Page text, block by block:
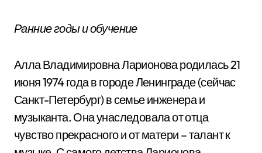
Ранние годы и обучение
Алла Владимировна Ларионова родилась 21
июня 1974 года в городе Ленинграде (сейчас
Санкт-Петербург) в семье инженера и
музыканта. Она унаследовала от отца
чувство прекрасного и от матери – талант к